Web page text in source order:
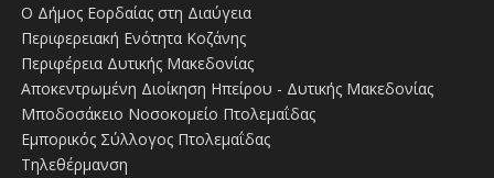
Ο Δήμος Εορδαίας στη Διαύγεια
Περιφερειακή Ενότητα Κοζάνης
Περιφέρεια Δυτικής Μακεδονίας
Αποκεντρωμένη Διοίκηση Ηπείρου - Δυτικής Μακεδονίας
Μποδοσάκειο Νοσοκομείο Πτολεμαΐδας
Εμπορικός Σύλλογος Πτολεμαΐδας
Τηλεθέρμανση